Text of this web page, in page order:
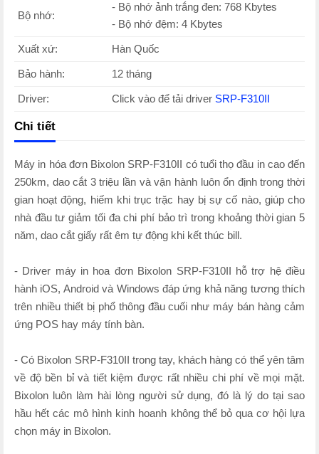
Bộ nhớ:
- Bộ nhớ ảnh trắng đen: 768 Kbytes
- Bộ nhớ đệm: 4 Kbytes
Xuất xứ: Hàn Quốc
Bảo hành: 12 tháng
Driver: Click vào để tải driver SRP-F310II
Chi tiết
Máy in hóa đơn Bixolon SRP-F310II có tuổi thọ đầu in cao đến
250km, dao cắt 3 triệu lần và vận hành luôn ổn định trong thời
gian hoạt động, hiếm khi trục trặc hay bị sự cố nào, giúp cho
nhà đầu tư giảm tối đa chi phí bảo trì trong khoảng thời gian 5
năm, dao cắt giấy rất êm tự động khi kết thúc bill.
- Driver máy in hoa đơn Bixolon SRP-F310II hỗ trợ hệ điều
hành iOS, Android và Windows đáp ứng khả năng tương thích
trên nhiều thiết bị phổ thông đầu cuối như máy bán hàng cảm
ứng POS hay máy tính bàn.
- Có Bixolon SRP-F310II trong tay, khách hàng có thể yên tâm
về độ bền bỉ và tiết kiệm được rất nhiều chi phí về mọi mặt.
Bixolon luôn làm hài lòng người sử dụng, đó là lý do tại sao
hầu hết các mô hình kinh hoanh không thể bỏ qua cơ hội lựa
chọn máy in Bixolon.